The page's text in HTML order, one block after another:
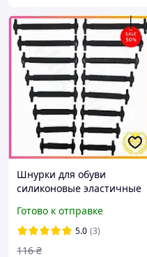
Шнурки для обуви
силиконовые эластичные
для кроссовок ботинок
повседневного
использовани
Готово к отправке
5.0 (3)
116 ₴